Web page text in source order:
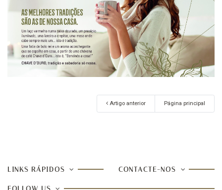
Artigo anterior Página principal
LINKS RÁPIDOS CONTACTE-NOS